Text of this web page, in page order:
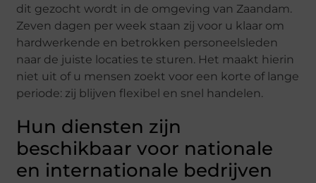
dit gezocht wordt in de omgeving van Zaandam.
Zeven dagen per week staan zij voor u klaar om
hardwerkende en betrokken personeelsleden
naar de juiste locaties te sturen. Het maakt hierin
niet uit of u mensen zoekt voor een korte of lange
periode: zij blijven flexibel en snel handelen.
Hun diensten zijn
beschikbaar voor nationale
en internationale bedrijven